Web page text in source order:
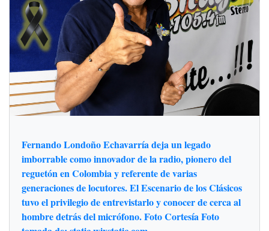
Fernando Londoño Echavarría deja un legado
imborrable como innovador de la radio, pionero del
reguetón en Colombia y referente de varias
generaciones de locutores. El Escenario de los Clásicos
tuvo el privilegio de entrevistarlo y conocer de cerca al
hombre detrás del micrófono. Foto Cortesía Foto